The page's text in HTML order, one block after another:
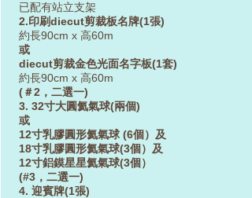
已配有站立支架
2.印刷diecut剪裁板名牌(1張)
約長90cm x 高60m
或
diecut剪裁金色光面名字板(1套)
約長90cm x 高60m
(＃2，二選一)
3. 32寸大圓氦氣球(兩個)
或
12寸乳膠圓形氦氣球 (6個）及
18寸乳膠圓形氦氣球(3個）及
12寸鋁鏌星星氦氣球(3個）
(#3，二選一)
4. 迎賓牌(1張)